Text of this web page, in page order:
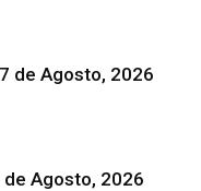
de Agosto, 2026
de Agosto, 2026